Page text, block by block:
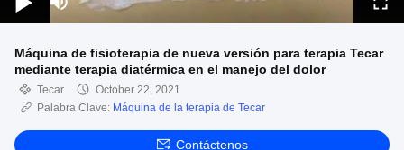
Máquina de fisioterapia de nueva versión para terapia Tecar
mediante terapia diatérmica en el manejo del dolor
Tecar
October 22, 2021
Palabra Clave: Máquina de la terapia de Tecar
Contáctenos